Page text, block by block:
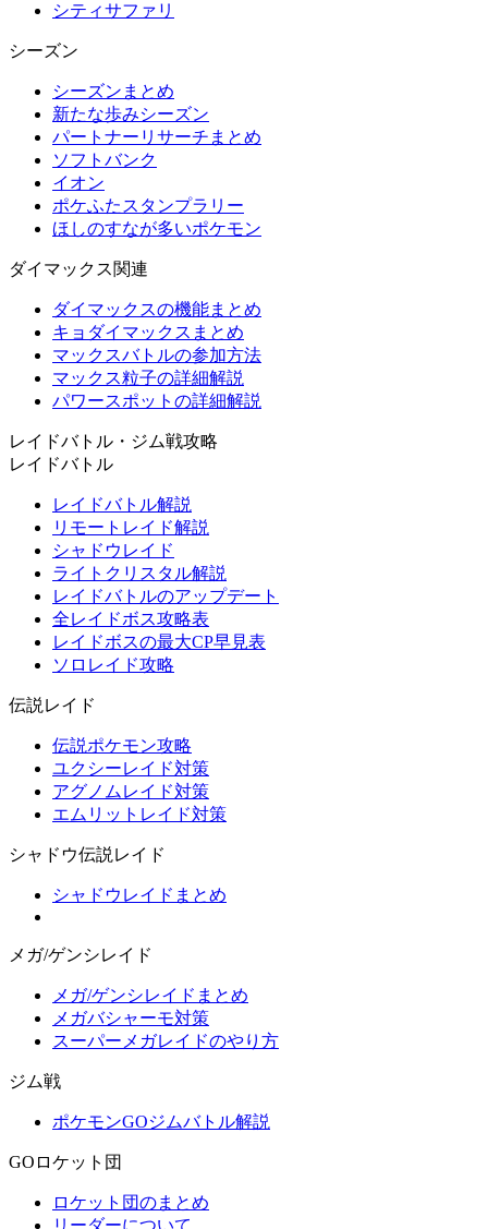
シティサファリ
シーズン
シーズンまとめ
新たな歩みシーズン
パートナーリサーチまとめ
ソフトバンク
イオン
ポケふたスタンプラリー
ほしのすなが多いポケモン
ダイマックス関連
ダイマックスの機能まとめ
キョダイマックスまとめ
マックスバトルの参加方法
マックス粒子の詳細解説
パワースポットの詳細解説
レイドバトル・ジム戦攻略
レイドバトル
レイドバトル解説
リモートレイド解説
シャドウレイド
ライトクリスタル解説
レイドバトルのアップデート
全レイドボス攻略表
レイドボスの最大CP早見表
ソロレイド攻略
伝説レイド
伝説ポケモン攻略
ユクシーレイド対策
アグノムレイド対策
エムリットレイド対策
シャドウ伝説レイド
シャドウレイドまとめ
メガ/ゲンシレイド
メガ/ゲンシレイドまとめ
メガバシャーモ対策
スーパーメガレイドのやり方
ジム戦
ポケモンGOジムバトル解説
GOロケット団
ロケット団のまとめ
リーダーについて